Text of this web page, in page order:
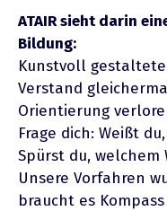
ATAIR sieht darin
Bildung:
Kunstvoll
Verstand
Orientierung
Frage dich: Weißt
Spürst du, welchem
Unsere Vorfahren
braucht es